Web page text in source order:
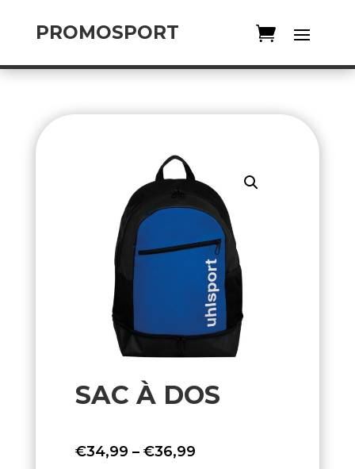
PROMOSPORT
SAC À DOS
€34,99 – €36,99Price